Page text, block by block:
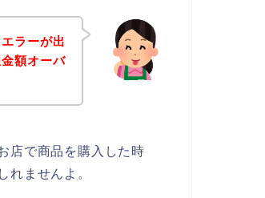
ラーが出
額オーバ
店で商品を購入した時
れませんよ。